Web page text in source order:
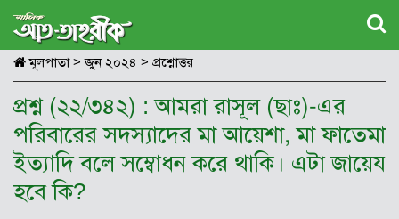
মূলপাতা> জুন ২০২৪ > প্রশ্নোত্তর
প্রশ্ন (২২/৩৪২) : আমরা রাসূল (ছাঃ)-এর
পরিবারের সদস্যাদের মা আয়েশা, মা ফাতেমা
ইত্যাদি বলে সম্বোধন করে থাকি। এটা জায়েয
হবে কি?